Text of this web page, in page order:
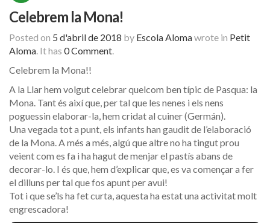
Celebrem la Mona!
Posted on 5 d'abril de 2018 by Escola Alomawrote in Petit
Aloma. It has 0 Comment.
Celebrem la Mona!!
A la Llar hem volgut celebrar quelcom ben típic de Pasqua: la
Mona. Tant és així que, per tal que les nenes i els nens
poguessin elaborar-la, hem cridat al cuiner (Germán).
Una vegada tot a punt, els infants han gaudit de l’elaboració
de la Mona. A més a més, algú que altre no ha tingut prou
veient com es fa i ha hagut de menjar el pastís abans de
decorar-lo. I és que, hem d’explicar que, es va començar a fer
el dilluns per tal que fos apunt per avui!
Tot i que se’ls ha fet curta, aquesta ha estat una activitat molt
engrescadora!